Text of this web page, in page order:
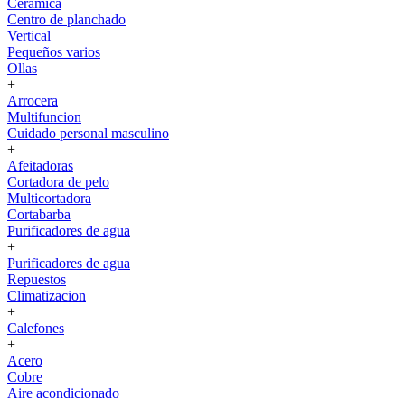
Cerámica
Centro de planchado
Vertical
Pequeños varios
Ollas
+
Arrocera
Multifuncion
Cuidado personal masculino
+
Afeitadoras
Cortadora de pelo
Multicortadora
Cortabarba
Purificadores de agua
+
Purificadores de agua
Repuestos
Climatizacion
+
Calefones
+
Acero
Cobre
Aire acondicionado